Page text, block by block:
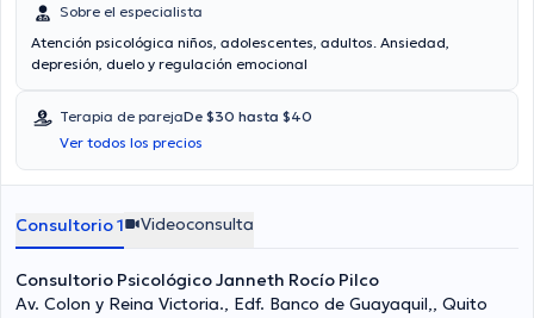
Sobre el especialista
Atención psicológica niños, adolescentes, adultos. Ansiedad,
depresión, duelo y regulación emocional
Terapia de parejaDe $30 hasta $40
Ver todos los precios
Consultorio 1 Videoconsulta
Consultorio Psicológico Janneth Rocío Pilco
Av. Colon y Reina Victoria., Edf. Banco de Guayaquil,, Quito